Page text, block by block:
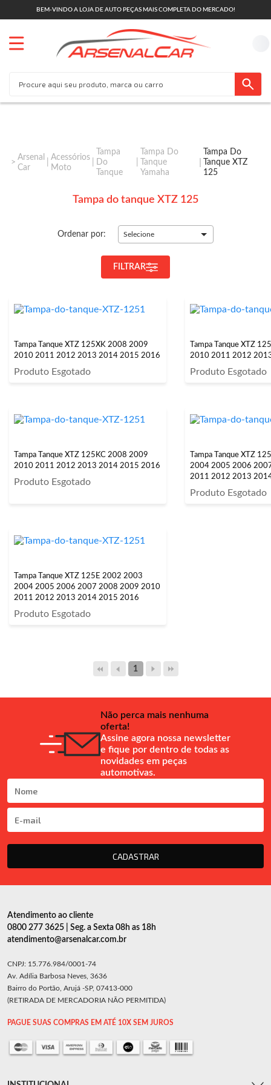
BEM-VINDO A LOJA DE AUTO PEÇAS MAIS COMPLETA DO MERCADO!
Arsenal
Car
Acessórios
Moto
Tampa
Do
Tanque
Tampa Do
Tanque
Yamaha
Tampa Do
Tanque XTZ
125
Tampa do tanque XTZ 125
Ordenar por: Selecione
FILTRAR
Tampa Tanque XTZ 125XK 2008 2009
2010 2011 2012 2013 2014 2015 2016
Produto Esgotado
Tampa Tanque XTZ
2010 2011 2012
Produto Esgotado
Tampa Tanque XTZ 125KC 2008 2009
2010 2011 2012 2013 2014 2015 2016
Produto Esgotado
Tampa Tanque XTZ
2004 2005 2006
2011 2012 2013
Produto Esgotado
Tampa Tanque XTZ 125E 2002 2003
2004 2005 2006 2007 2008 2009 2010
2011 2012 2013 2014 2015 2016
Produto Esgotado
1
Não perca mais nenhuma
oferta!
Assine agora nossa newsletter
e fique por dentro de todas as
novidades em peças
automotivas.
CADASTRAR
Atendimento ao cliente
0800 277 3625 | Seg. a Sexta 08h as 18h
atendimento@arsenalcar.com.br
CNPJ: 15.776.984/0001-74
Av. Adília Barbosa Neves, 3636
Bairro do Portão, Arujá -SP, 07413-000
(RETIRADA DE MERCADORIA NÃO PERMITIDA)
PAGUE SUAS COMPRAS EM ATÉ 10X SEM JUROS